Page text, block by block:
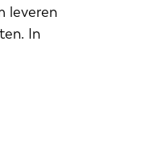
leveren
In